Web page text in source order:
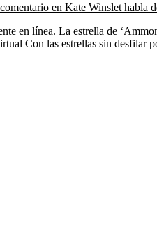
en Kate Winslet habla
en línea. La estrella de
Con las estrellas sin